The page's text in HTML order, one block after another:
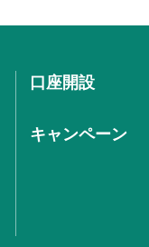
口座開設
キャンペーン